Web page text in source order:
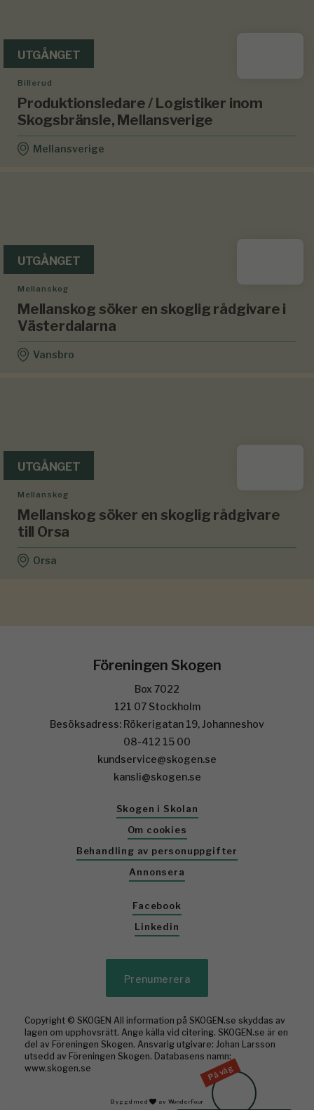
UTGÅNGET
Billerud
Produktionsledare / Logistiker inom
Skogsbränsle, Mellansverige
Mellansverige
UTGÅNGET
Mellanskog
Mellanskog söker en skoglig rådgivare i
Västerdalarna
Vansbro
UTGÅNGET
Mellanskog
Mellanskog söker en skoglig rådgivare
till Orsa
Orsa
På väg
Föreningen Skogen
Box 7022
121 07 Stockholm
Besöksadress: Rökerigatan 19, Johanneshov
08-412 15 00
kundservice@skogen.se
kansli@skogen.se
Skogen i Skolan
Om cookies
Behandling av personuppgifter
Annonsera
Facebook
Linkedin
Prenumerera
Copyright © SKOGEN All information på SKOGEN.se skyddas av
lagen om upphovsrätt. Ange källa vid citering. SKOGEN.se är en
del av Föreningen Skogen. Ansvarig utgivare: Johan Larsson
utsedd av Föreningen Skogen. Databasens namn:
www.skogen.se
Byggd med av WonderFour